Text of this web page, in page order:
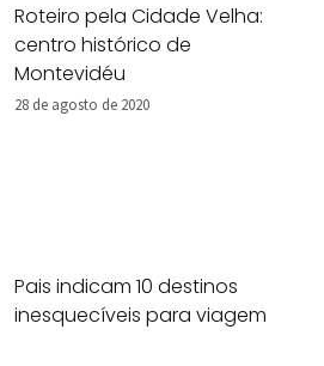
Roteiro pela Cidade Velha:
centro histórico de
Montevidéu
28 de agosto de 2020
Pais indicam 10 destinos
inesquecíveis para viagem